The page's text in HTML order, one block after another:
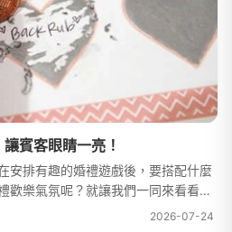
賓客眼睛一亮！
安排有趣的婚禮遊戲後，要搭配什麼
歡樂氣氛呢？就讓我們一同來看看
茅台沐浴乳復古懷舊的米酒造型沐浴
2026-07-24